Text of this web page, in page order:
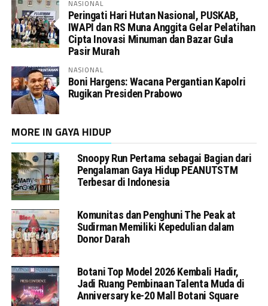
NASIONAL
Peringati Hari Hutan Nasional, PUSKAB,
IWAPI dan RS Muna Anggita Gelar Pelatihan
Cipta Inovasi Minuman dan Bazar Gula
Pasir Murah
NASIONAL
Boni Hargens: Wacana Pergantian Kapolri
Rugikan Presiden Prabowo
MORE IN GAYA HIDUP
Snoopy Run Pertama sebagai Bagian dari
Pengalaman Gaya Hidup PEANUTSTM
Terbesar di Indonesia
Komunitas dan Penghuni The Peak at
Sudirman Memiliki Kepedulian dalam
Donor Darah
Botani Top Model 2026 Kembali Hadir,
Jadi Ruang Pembinaan Talenta Muda di
Anniversary ke-20 Mall Botani Square